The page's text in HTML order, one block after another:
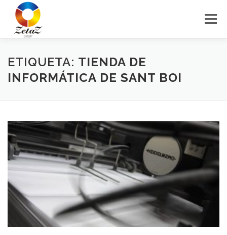
contenido
Menú
HOME SERVICIOS BLOG
ETIQUETA: TIENDA DE
INFORMÁTICA DE SANT BOI